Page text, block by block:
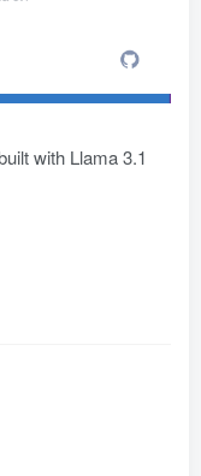
with Llama 3.1